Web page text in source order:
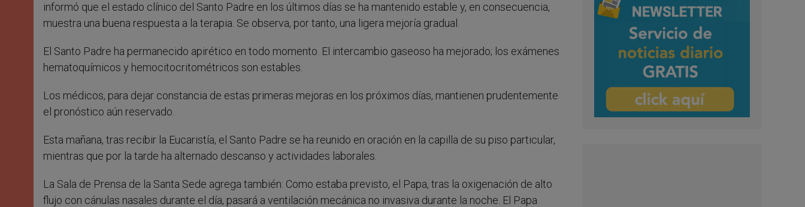
informó que el estado clínico del Santo Padre en los últimos días se ha mantenido estable y, en consecuencia,
muestra una buena respuesta a la terapia. Se observa, por tanto, una ligera mejoría gradual.
El Santo Padre ha permanecido apirético en todo momento. El intercambio gaseoso ha mejorado; los exámenes
hematoquímicos y hemocitocritométricos son estables.
Los médicos, para dejar constancia de estas primeras mejoras en los próximos días, mantienen prudentemente
el pronóstico aún reservado.
Esta mañana, tras recibir la Eucaristía, el Santo Padre se ha reunido en oración en la capilla de su piso particular,
mientras que por la tarde ha alternado descanso y actividades laborales.
La Sala de Prensa de la Santa Sede agrega también: Como estaba previsto, el Papa, tras la oxigenación de alto
flujo con cánulas nasales durante el día, pasará a ventilación mecánica no invasiva durante la noche. El Papa